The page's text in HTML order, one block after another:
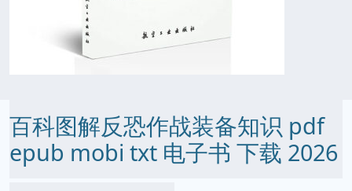
百科图解反恐作战装备知识 pdf
epub mobi txt 电子书 下载 2026